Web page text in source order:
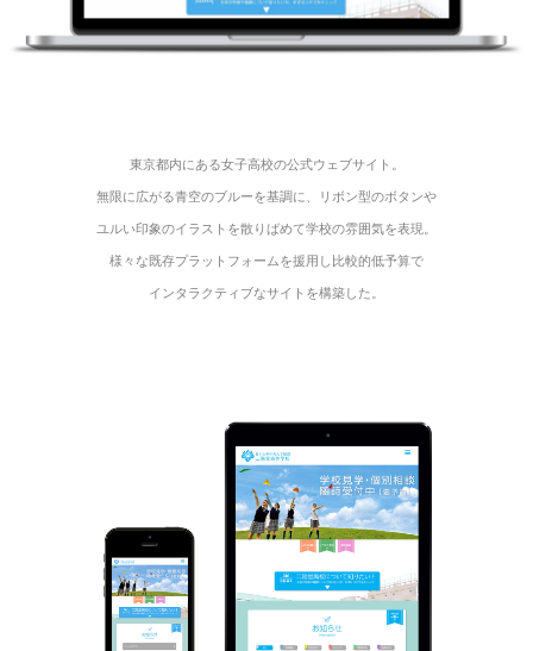
東京都内にある女子高校の公式ウェブサイト。
無限に広がる青空のブルーを基調に、リボン型のボタンや
ユルい印象のイラストを散りばめて学校の雰囲気を表現。
様々な既存プラットフォームを援用し比較的低予算で
インタラクティブなサイトを構築した。